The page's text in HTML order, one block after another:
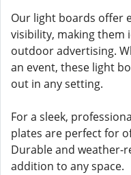
Our light boards offer
visibility, making
outdoor advertising.
an event, these light
out in any setting.
For a sleek,
plates are perfect for
Durable and weather-
addition to any space.